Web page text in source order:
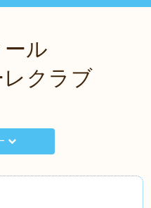
ール
クラブ